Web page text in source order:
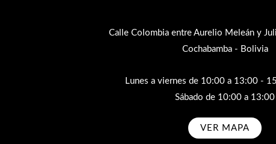
Calle Colombia entre Aurelio Meleán y
Cochabamba - Bolivia
Lunes a viernes de 10:00 a 13:00 -
Sábado de 10:00 a 13:00
VER MAPA